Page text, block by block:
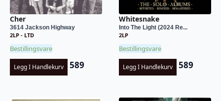
Cher
3614 Jackson Highway
2LP - LTD
Bestillingsvare
Legg I Handlekurv 589
Whitesnake
Into The Light (2024 Re...
2LP
Bestillingsvare
Legg I Handlekurv 589